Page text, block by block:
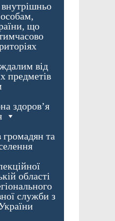
що
від
предметів
здоров’я
громадян та
області
служби з